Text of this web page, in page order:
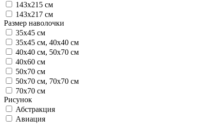
143х215 см
143х217 см
Размер наволочки
35х45 см
35х45 см, 40х40 см
40х40 см, 50х70 см
40х60 см
50х70 см
50х70 см, 70х70 см
70х70 см
Рисунок
Абстракция
Авиация